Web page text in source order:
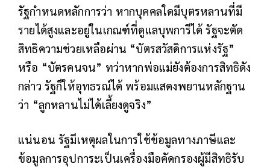
รัฐกำหนดหลักการว่า หากบุคคลใดมีบุตรหลานที่มี
รายได้สูงและอยู่ในเกณฑ์ที่ดูแลบุพการีได้ รัฐจะตัด
สิทธิความช่วยเหลือผ่าน “บัตรสวัสดิการแห่งรัฐ”
หรือ “บัตรคนจน” ทว่าหากพ่อแม่ยังต้องการสิทธิดัง
กล่าว รัฐก็ให้อุทธรณ์ได้ พร้อมแสดงพยานหลักฐาน
ว่า “ลูกหลานไม่ได้เลี้ยงดูจริง”
แน่นอน รัฐมีเหตุผลในการใช้ข้อมูลทางภาษีและ
ข้อมูลการอุปการะเป็นเครื่องมือคัดกรองผู้มีสิทธิรับ